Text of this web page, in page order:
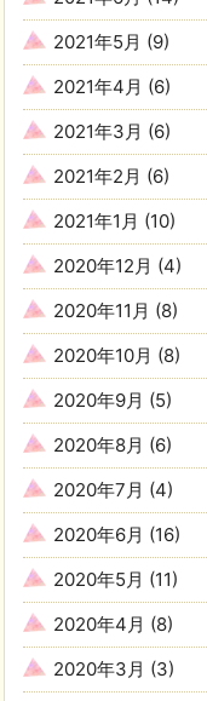
2021年5月 (9)
2021年4月 (6)
2021年3月 (6)
2021年2月 (6)
2021年1月 (10)
2020年12月 (4)
2020年11月 (8)
2020年10月 (8)
2020年9月 (5)
2020年8月 (6)
2020年7月 (4)
2020年6月 (16)
2020年5月 (11)
2020年4月 (8)
2020年3月 (3)